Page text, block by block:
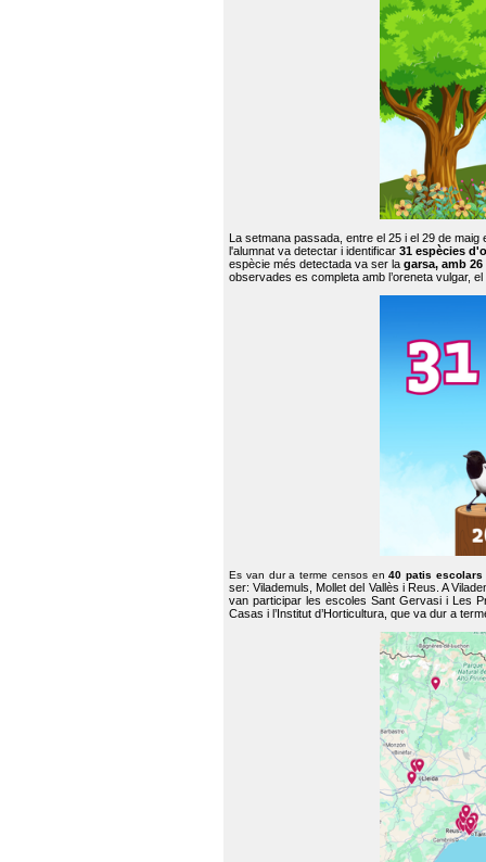
La setmana passada, entre el 25 i el 29 de
l'alumnat va detectar i identificar 31 espècies
espècie més detectada va ser la garsa, amb
observades es completa amb l’oreneta vulgar,
Es van dur a terme censos en40 patis escolars
ser: Vilademuls, Mollet del Vallès i Reus. A
van participar les escoles Sant Gervasi i Les
Casas i l’Institut d’Horticultura, que va dur a